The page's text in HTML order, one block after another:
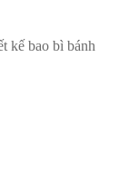
kế bao bì bánh